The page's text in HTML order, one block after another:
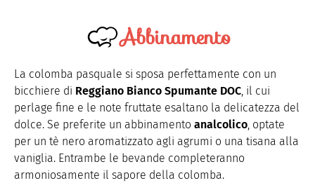
Abbinamento
La colomba pasquale si sposa perfettamente con un
bicchiere di Reggiano Bianco Spumante DOC, il cui
perlage fine e le note fruttate esaltano la delicatezza del
dolce. Se preferite un abbinamento analcolico, optate
per un tè nero aromatizzato agli agrumi o una tisana alla
vaniglia. Entrambe le bevande completeranno
armoniosamente il sapore della colomba.